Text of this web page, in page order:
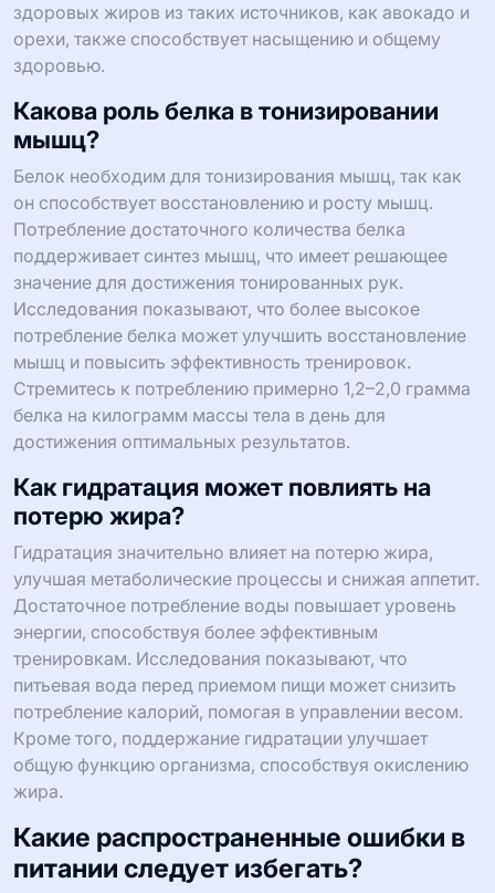
здоровых жиров из таких источников, как авокадо и
орехи, также способствует насыщению и общему
здоровью.
Какова роль белка в тонизировании
мышц?
Белок необходим для тонизирования мышц, так как
он способствует восстановлению и росту мышц.
Потребление достаточного количества белка
поддерживает синтез мышц, что имеет решающее
значение для достижения тонированных рук.
Исследования показывают, что более высокое
потребление белка может улучшить восстановление
мышц и повысить эффективность тренировок.
Стремитесь к потреблению примерно 1,2–2,0 грамма
белка на килограмм массы тела в день для
достижения оптимальных результатов.
Как гидратация может повлиять на
потерю жира?
Гидратация значительно влияет на потерю жира,
улучшая метаболические процессы и снижая аппетит.
Достаточное потребление воды повышает уровень
энергии, способствуя более эффективным
тренировкам. Исследования показывают, что
питьевая вода перед приемом пищи может снизить
потребление калорий, помогая в управлении весом.
Кроме того, поддержание гидратации улучшает
общую функцию организма, способствуя окислению
жира.
Какие распространенные ошибки в
питании следует избегать?